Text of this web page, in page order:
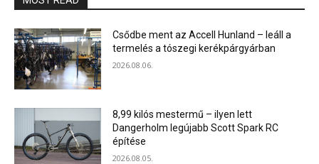
Csődbe ment az Accell Hunland – leáll a
termelés a tószegi kerékpárgyárban
2026.08.06.
8,99 kilós mestermű – ilyen lett
Dangerholm legújabb Scott Spark RC
építése
2026.08.05.